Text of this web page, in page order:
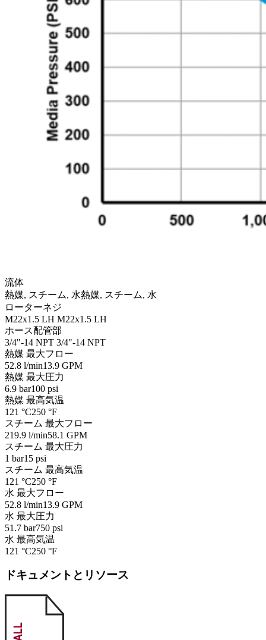
流体
熱媒, スチーム, 水熱媒, スチーム, 水
ローターネジ
M22x1.5 LH M22x1.5 LH
ホース配管部
3/4"-14 NPT 3/4"-14 NPT
熱媒 最大フロー
52.8 l/min13.9 GPM
熱媒 最大圧力
6.9 bar100 psi
熱媒 最高気温
121 °C250 °F
スチーム 最大フロー
219.9 l/min58.1 GPM
スチーム 最大圧力
1 bar15 psi
スチーム 最高気温
121 °C250 °F
水 最大フロー
52.8 l/min13.9 GPM
水 最大圧力
51.7 bar750 psi
水 最高気温
121 °C250 °F
ドキュメントとリソース